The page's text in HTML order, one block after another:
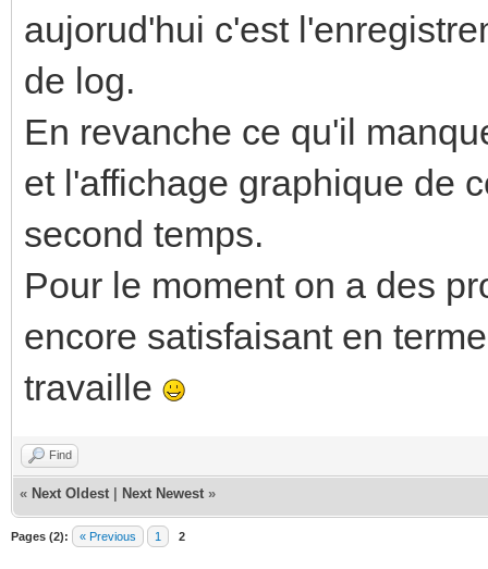
aujorud'hui c'est
de log.
En revanche ce qu'il
et l'affichage graphique de
second temps.
Pour le moment on a des
encore satisfaisant en
travaille
Find
« Next Oldest Next Newest »
Pages (2): « Previous 1 2